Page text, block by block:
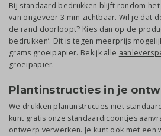
Bij standaard bedrukken blijft rondom
van ongeveer 3 mm zichtbaar. Wil je dat
de rand doorloopt? Kies dan op de
bedrukken’. Dit is tegen meerprijs
grams groeipapier. Bekijk alle
groeipapier.
Plantinstructies in je
We drukken plantinstructies niet
kunt gratis onze standaardicoontjes
ontwerp verwerken. Je kunt ook met een